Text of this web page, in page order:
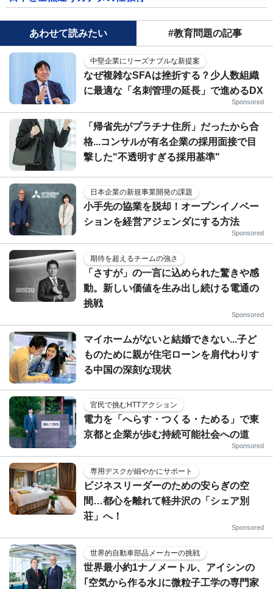
あわせて読みたい #教育問題の記事
中堅企業にリーズナブルな新提案
なぜ複雑なSFAは挫折する？少人数組織
に最適な「名刺管理の延長」で進めるDX
Sponsored
「帰省先がプラチナ住所」だったから合
格...コンサルが有名企業の採用面接で目
撃した"不透明すぎる採用基準"
日本企業の新規事業開発の課題
小手先の協業を脱却！オープンイノベー
ションを経営アジェンダにする方法
Sponsored
期待を超えるチームの強さ
「さすが」の一言に込められた驚きや感
動。新しい価値を生み出し続ける電通の
挑戦
Sponsored
マイホームがないと結婚できない...子ど
ものために親が住宅ローンを肩代わりす
る中国の深刻な現状
官民で挑むHTTアクション
電力を「へらす・つくる・ためる」で東
京都と企業が歩む持続可能社会への道
Sponsored
専用デスクが細やかにサポート
ビジネスリーダーのための安らぎの空
間…都心を離れて軽井沢の「シェア別
荘」へ！
Sponsored
世界的自動車部品メーカーの挑戦
世界最小約1ナノメートル、アイシンの
｢空気から作る水｣に微粒子工学の専門家